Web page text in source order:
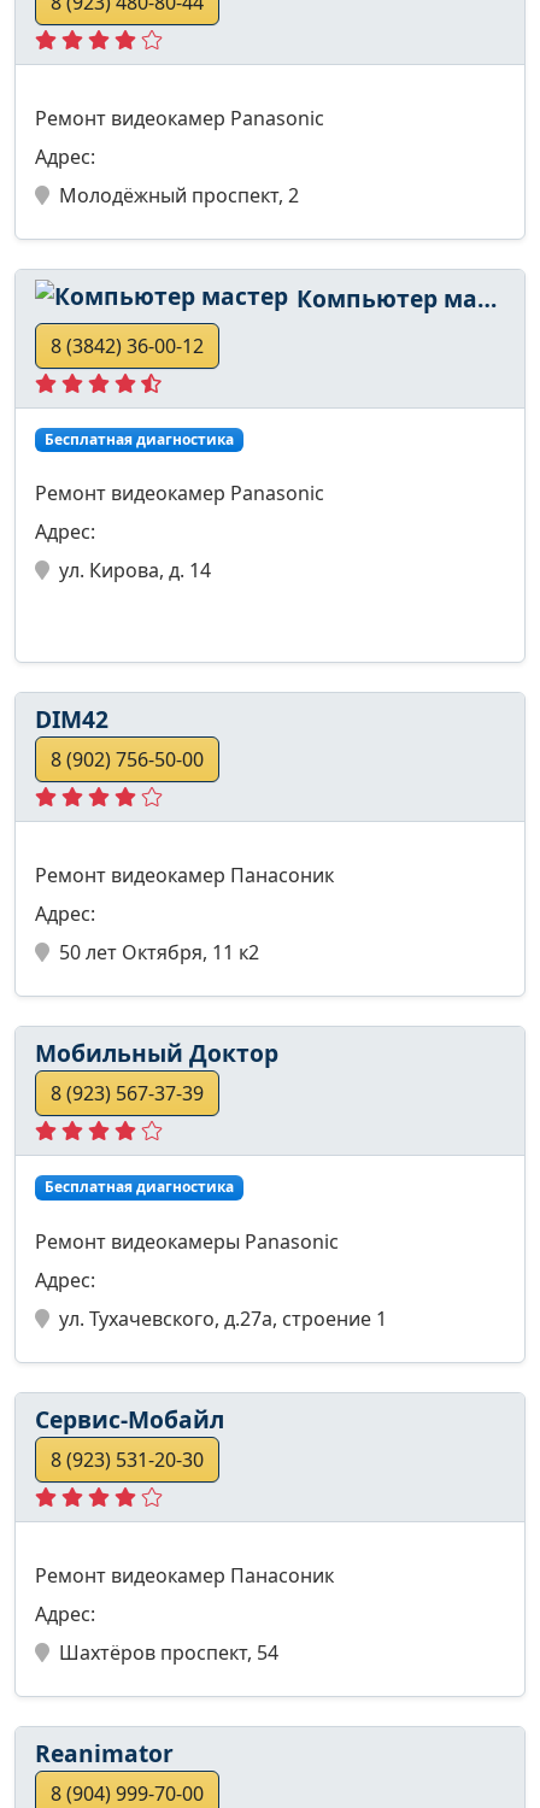
Ремонт видеокамер Panasonic
Адрес:
Молодёжный проспект, 2
Компьютер мастер
8 (3842) 36-00-12
Бесплатная диагностика
Ремонт видеокамер Panasonic
Адрес:
ул. Кирова, д. 14
DIM42
8 (902) 756-50-00
Ремонт видеокамер Панасоник
Адрес:
50 лет Октября, 11 к2
Мобильный Доктор
8 (923) 567-37-39
Бесплатная диагностика
Ремонт видеокамеры Panasonic
Адрес:
ул. Тухачевского, д.27а, строение 1
Сервис-Мобайл
8 (923) 531-20-30
Ремонт видеокамер Панасоник
Адрес:
Шахтёров проспект, 54
Reanimator
8 (904) 999-70-00